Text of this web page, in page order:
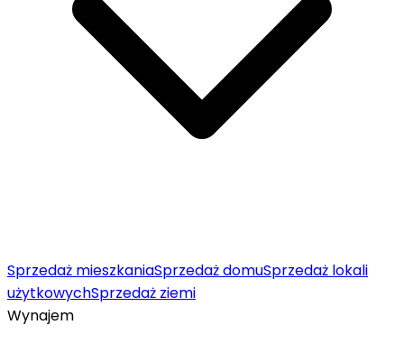
Sprzedaż mieszkaniaSprzedaż domuSprzedaż lokali
użytkowychSprzedaż ziemi
Wynajem